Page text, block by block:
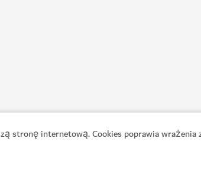
stronę internetową. Cookies poprawia wrażenia
Wellness